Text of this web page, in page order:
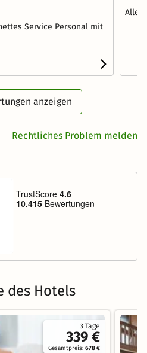
Service Personal mit
Alles
anzeigen
Rechtliches Problem melden
des Hotels
3 Tage
339 €
Gesamtpreis:678 €